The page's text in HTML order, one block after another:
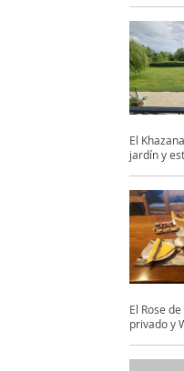
El
jardín y
El Rose
privado y